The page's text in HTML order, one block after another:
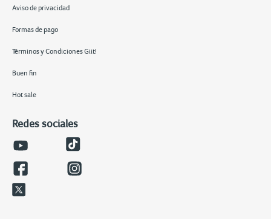
Aviso de privacidad
Formas de pago
Términos y Condiciones Giit!
Buen fin
Hot sale
Redes sociales